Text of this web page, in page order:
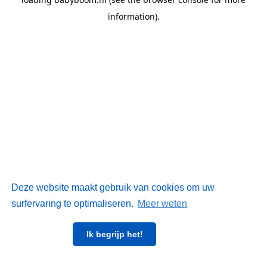
Deze website maakt gebruik van cookies om uw
surfervaring te optimaliseren. Meer weten
Ik begrijp het!
information).